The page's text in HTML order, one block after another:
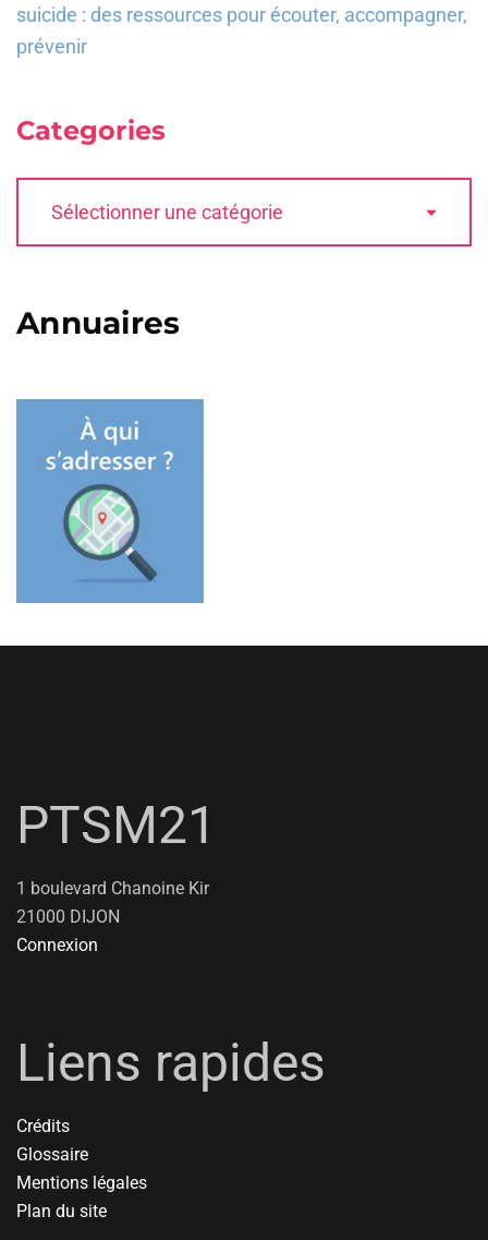
suicide : des ressources pour écouter, accompagner,
prévenir
Categories
Annuaires
PTSM21
1 boulevard Chanoine Kir
21000 DIJON
Connexion
Liens rapides
Crédits
Glossaire
Mentions légales
Plan du site